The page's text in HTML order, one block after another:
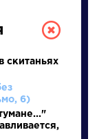
скитаньях
6)